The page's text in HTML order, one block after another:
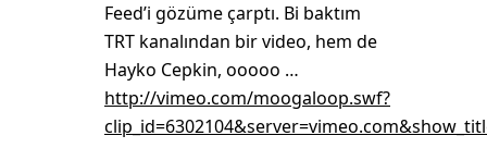
Feed’i gözüme çarptı. Bi baktım
TRT kanalından bir video, hem de
Hayko Cepkin, ooooo …
http://vimeo.com/moogaloop.swf?